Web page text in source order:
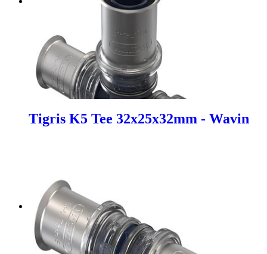
Tigris K5 Tee 32x25x32mm - Wavin